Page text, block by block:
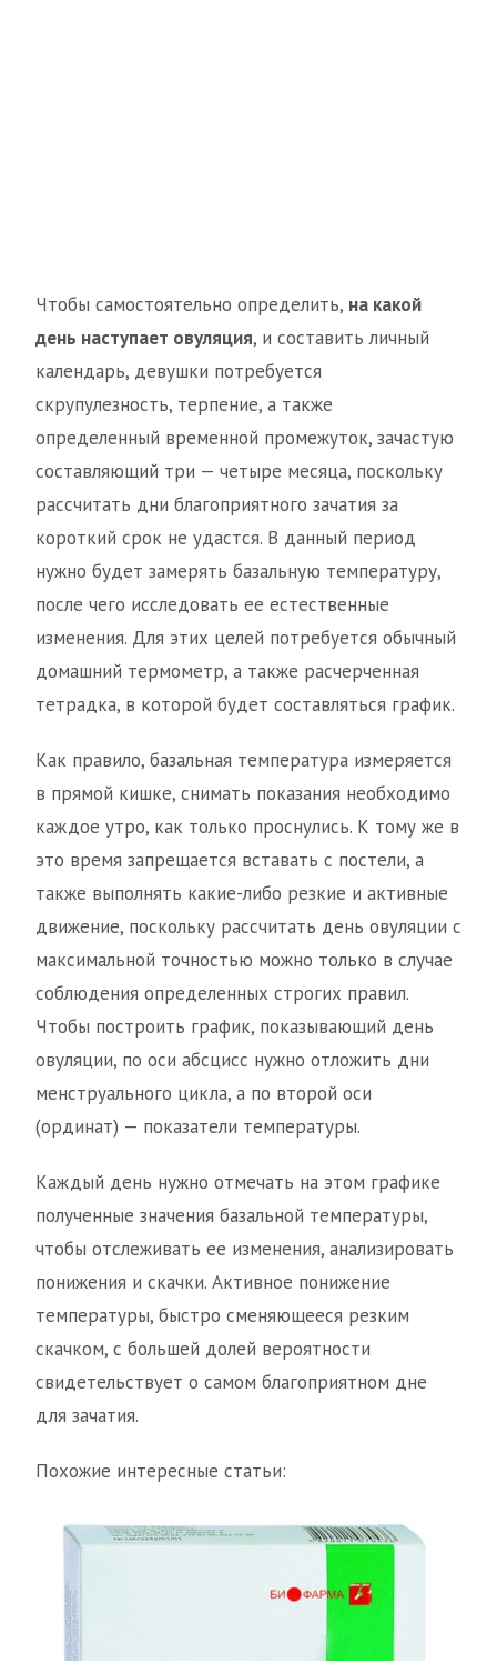
Чтобы самостоятельно определить, на какой
день наступает овуляция, и составить личный
календарь, девушки потребуется
скрупулезность, терпение, а также
определенный временной промежуток, зачастую
составляющий три — четыре месяца, поскольку
рассчитать дни благоприятного зачатия за
короткий срок не удастся. В данный период
нужно будет замерять базальную температуру,
после чего исследовать ее естественные
изменения. Для этих целей потребуется обычный
домашний термометр, а также расчерченная
тетрадка, в которой будет составляться график.
Как правило, базальная температура измеряется
в прямой кишке, снимать показания необходимо
каждое утро, как только проснулись. К тому же в
это время запрещается вставать с постели, а
также выполнять какие-либо резкие и активные
движение, поскольку рассчитать день овуляции с
максимальной точностью можно только в случае
соблюдения определенных строгих правил.
Чтобы построить график, показывающий день
овуляции, по оси абсцисс нужно отложить дни
менструального цикла, а по второй оси
(ординат) — показатели температуры.
Каждый день нужно отмечать на этом графике
полученные значения базальной температуры,
чтобы отслеживать ее изменения, анализировать
понижения и скачки. Активное понижение
температуры, быстро сменяющееся резким
скачком, с большей долей вероятности
свидетельствует о самом благоприятном дне
для зачатия.
Похожие интересные статьи: